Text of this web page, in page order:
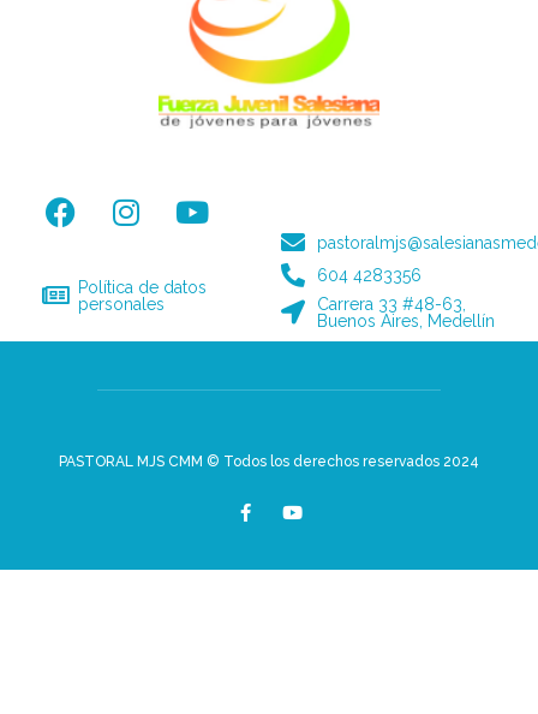
Política de datos
personales
604 4283356
Carrera 33 #48-63,
Buenos Aires, Medellín
PASTORAL MJS CMM © Todos los derechos reservados 2024